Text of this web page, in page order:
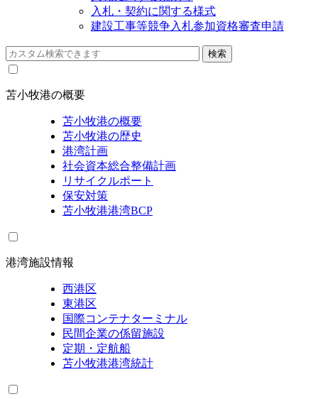
入札・契約に関する様式
建設工事等競争入札参加資格審査申請
苫小牧港の概要
苫小牧港の概要
苫小牧港の歴史
港湾計画
社会資本総合整備計画
リサイクルポート
保安対策
苫小牧港港湾BCP
港湾施設情報
西港区
東港区
国際コンテナターミナル
民間企業の係留施設
定期・定航船
苫小牧港港湾統計